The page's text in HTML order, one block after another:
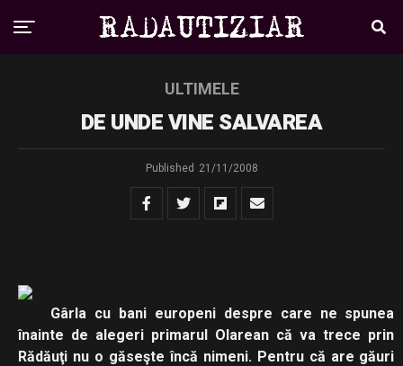
ULTIMELE
DE UNDE VINE SALVAREA
Published 21/11/2008
Gârla cu bani europeni despre care ne spunea
înainte de alegeri primarul Olarean că va trece prin
Rădăuţi nu o găseşte încă nimeni. Pentru că are găuri